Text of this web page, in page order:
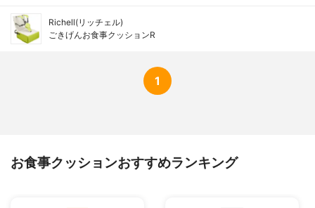
Richell(リッチェル)
ごきげんお食事クッションR
1
お食事クッションおすすめランキング